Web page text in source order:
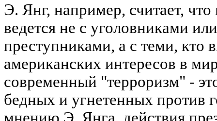
Э. Янг, например, считает,
ведется не с уголовниками
преступниками, а с теми, кто
американских интересов в
современный "терроризм" -
бедных и угнетенных против
мнению Э. Янга, действия